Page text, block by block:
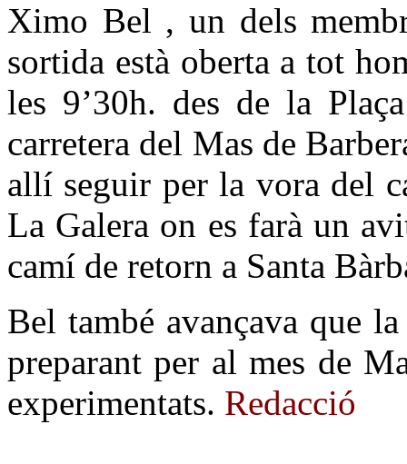
Ximo Bel , un dels
sortida està oberta a tot
les 9’30h. des de la
carretera del Mas de
allí seguir per la vora del
La Galera on es farà un
camí de retorn a Santa
Bel també avançava que
preparant per al mes de
experimentats. Redacció